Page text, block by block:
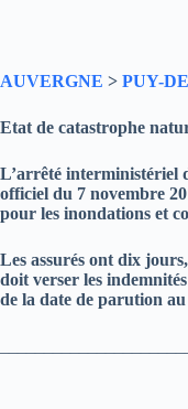
AUVERGNE > PUY-
Etat de catastrophe
L’arrêté interministériel
officiel du 7 novembre
pour les inondations et
Les assurés ont dix
doit verser les
de la date de parution